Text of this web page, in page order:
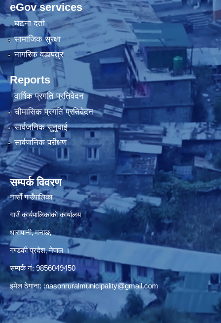
eGov services
घटना दर्ता
सामाजिक सुरक्षा
नागरिक वडापत्र
Reports
वार्षिक प्रगति प्रतिवेदन
चौमासिक प्रगति प्रतिवेदन
सार्वजनिक सुनुवाई
सार्वजनिक परीक्षण
सम्पर्क विवरण
नासाेँ गाउँपालिका
गाउँ कार्यपालिकाकाे कार्यालय
धारापानी‚ मनाङ‚
गण्डकी प्रदेश‚ नेपाल ।
सम्पर्क न‌ं‍: 9856049450
इमेल ठेगाना: :nasonruralmunicipality@gmail.com